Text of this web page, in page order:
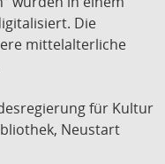
Die
mittelalterliche
für Kultur
Neustart